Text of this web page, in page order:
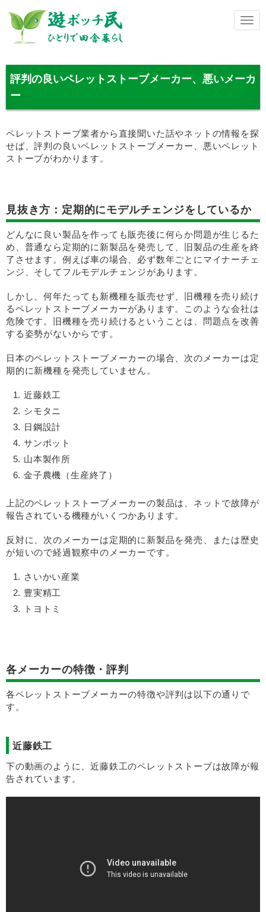
メ
ニ
評判の良いペレットストーブメーカー、悪いメーカ
ー
ペレットストーブ業者から直接聞いた話やネットの情報を探
せば、評判の良いペレットストーブメーカー、悪いペレット
ストーブがわかります。
見抜き方：定期的にモデルチェンジをしているか
どんなに良い製品を作っても販売後に何らか問題が生じるた
め、普通なら定期的に新製品を発売して、旧製品の生産を終
了させます。例えば車の場合、必ず数年ごとにマイナーチェ
ンジ、そしてフルモデルチェンジがあります。
しかし、何年たっても新機種を販売せず、旧機種を売り続け
るペレットストーブメーカーがあります。このような会社は
危険です。旧機種を売り続けるということは、問題点を改善
する姿勢がないからです。
日本のペレットストーブメーカーの場合、次のメーカーは定
期的に新機種を発売していません。
近藤鉄工
シモタニ
日鋼設計
サンポット
山本製作所
金子農機（生産終了）
上記のペレットストーブメーカーの製品は、ネットで故障が
報告されている機種がいくつかあります。
反対に、次のメーカーは定期的に新製品を発売、または歴史
が短いので経過観察中のメーカーです。
さいかい産業
豊実精工
トヨトミ
各メーカーの特徴・評判
各ペレットストーブメーカーの特徴や評判は以下の通りで
す。
近藤鉄工
下の動画のように、近藤鉄工のペレットストーブは故障が報
告されています。